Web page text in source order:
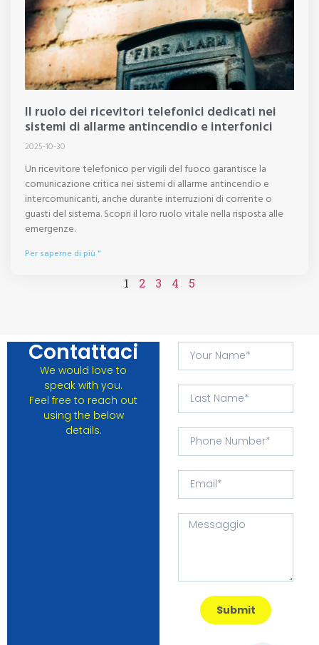
Il ruolo dei ricevitori telefonici dedicati nei
sistemi di allarme antincendio e interfonici
2025-10-30
Un ricevitore telefonico per vigili del fuoco garantisce la
comunicazione critica nei sistemi di allarme antincendio e
intercomunicanti, anche durante interruzioni di corrente o
guasti del sistema. Scopri il loro ruolo vitale nella risposta alle
emergenze.
Per saperne di più "
1 2 3 4 5
Contattaci
We would love to
speak with you.
Feel free to reach out
using the below
details.
Submit